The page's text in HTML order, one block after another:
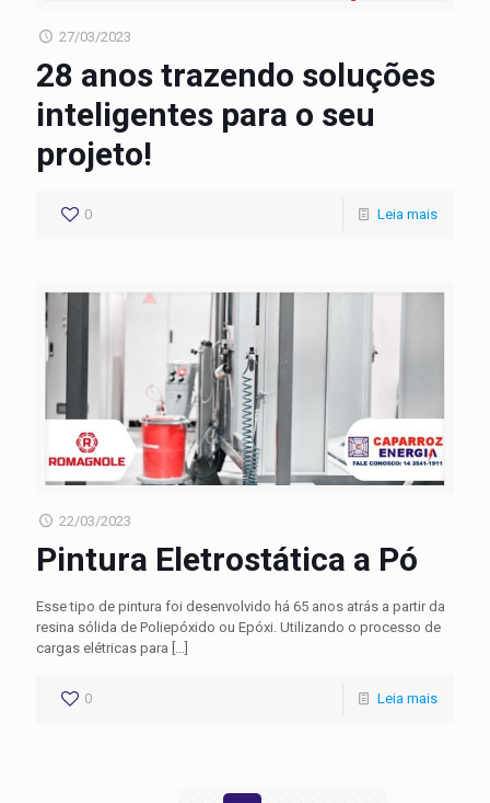
27/03/2023
28 anos trazendo soluções
inteligentes para o seu
projeto!
0 Leia mais
22/03/2023
Pintura Eletrostática a Pó
Esse tipo de pintura foi desenvolvido há 65 anos atrás a partir da
resina sólida de Poliepóxido ou Epóxi. Utilizando o processo de
cargas elétricas para […]
0 Leia mais